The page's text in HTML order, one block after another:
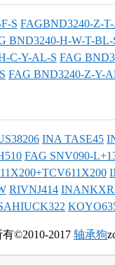
S FAGBND3240-Z-
BND3240-H-W-T-BL-
C-Y-AL-S FAG
FAG BND3240-Z-Y-
INA TASE45
FAG SNV090-
RIVNJ414
©2010-2017 轴承狗